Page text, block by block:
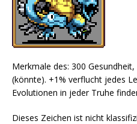
Merkmale des: 300
(könnte). +1% verflucht jedes
Evolutionen in jeder Truhe
Dieses Zeichen ist nicht